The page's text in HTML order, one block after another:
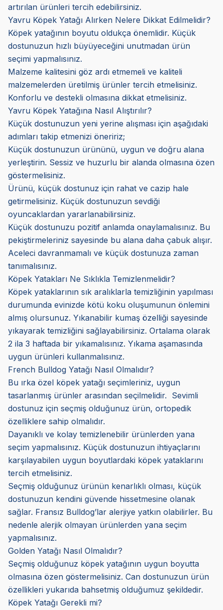
artırılan ürünleri tercih edebilirsiniz.
Yavru Köpek Yatağı Alırken Nelere Dikkat Edilmelidir?
Köpek yatağının boyutu oldukça önemlidir. Küçük
dostunuzun hızlı büyüyeceğini unutmadan ürün
seçimi yapmalısınız.
Malzeme kalitesini göz ardı etmemeli ve kaliteli
malzemelerden üretilmiş ürünler tercih etmelisiniz.
Konforlu ve destekli olmasına dikkat etmelisiniz.
Yavru Köpek Yatağına Nasıl Alıştırılır?
Küçük dostunuzun yeni yerine alışması için aşağıdaki
adımları takip etmenizi öneririz;
Küçük dostunuzun ürününü, uygun ve doğru alana
yerleştirin. Sessiz ve huzurlu bir alanda olmasına özen
göstermelisiniz.
Ürünü, küçük dostunuz için rahat ve cazip hale
getirmelisiniz. Küçük dostunuzun sevdiği
oyuncaklardan yararlanabilirsiniz.
Küçük dostunuzu pozitif anlamda onaylamalısınız. Bu
pekiştirmeleriniz sayesinde bu alana daha çabuk alışır.
Aceleci davranmamalı ve küçük dostunuza zaman
tanımalısınız.
Köpek Yatakları Ne Sıklıkla Temizlenmelidir?
Köpek yataklarının sık aralıklarla temizliğinin yapılması
durumunda evinizde kötü koku oluşumunun önlemini
almış olursunuz. Yıkanabilir kumaş özelliği sayesinde
yıkayarak temizliğini sağlayabilirsiniz. Ortalama olarak
2 ila 3 haftada bir yıkamalısınız. Yıkama aşamasında
uygun ürünleri kullanmalısınız.
French Bulldog Yatağı Nasıl Olmalıdır?
Bu ırka özel köpek yatağı seçimleriniz, uygun
tasarlanmış ürünler arasından seçilmelidir. Sevimli
dostunuz için seçmiş olduğunuz ürün, ortopedik
özelliklere sahip olmalıdır.
Dayanıklı ve kolay temizlenebilir ürünlerden yana
seçim yapmalısınız. Küçük dostunuzun ihtiyaçlarını
karşılayabilen uygun boyutlardaki köpek yataklarını
tercih etmelisiniz.
Seçmiş olduğunuz ürünün kenarlıklı olması, küçük
dostunuzun kendini güvende hissetmesine olanak
sağlar. Fransız Bulldog’lar alerjiye yatkın olabilirler. Bu
nedenle alerjik olmayan ürünlerden yana seçim
yapmalısınız.
Golden Yatağı Nasıl Olmalıdır?
Seçmiş olduğunuz köpek yatağının uygun boyutta
olmasına özen göstermelisiniz. Can dostunuzun ürün
özellikleri yukarıda bahsetmiş olduğumuz şekildedir.
Köpek Yatağı Gerekli mi?